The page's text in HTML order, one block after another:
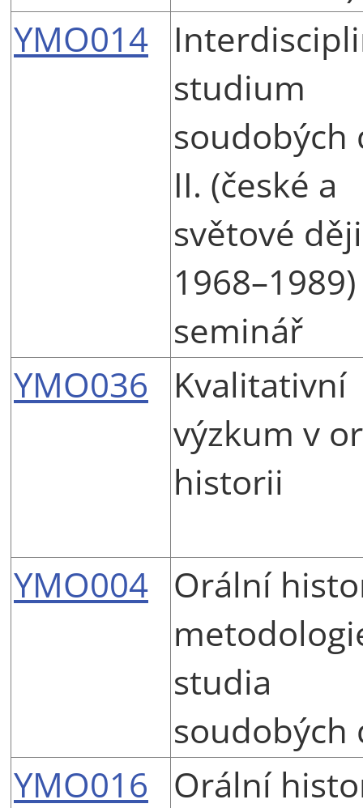
YMO014
studium
soudobých
II. (české a
světové
seminář
YMO036
Kvalitativní
výzkum v
historii
YMO004 Orální
studia
soudobých
YMO016
Orální